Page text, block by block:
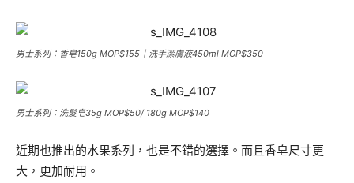
男士系列：香皂150g MOP$155｜洗手潔膚液450ml MOP$350
男士系列：洗髮皂35g MOP$50/ 180g MOP$140
近期也推出的水果系列，也是不錯的選擇。而且香皂尺寸更
大，更加耐用。